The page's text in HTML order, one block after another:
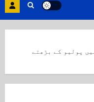
پولیو کے بڑھتے